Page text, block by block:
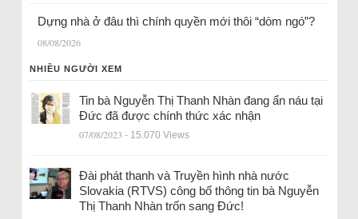
Dựng nhà ở đâu thì chính quyền mới thôi “dòm ngó”?
08/08/2026
NHIỀU NGƯỜI XEM
Tin bà Nguyễn Thị Thanh Nhàn đang ẩn náu tại
Đức đã được chính thức xác nhận
07/08/2023 - 15.070 Views
Đài phát thanh và Truyền hình nhà nước
Slovakia (RTVS) công bố thông tin bà Nguyễn
Thị Thanh Nhàn trốn sang Đức!